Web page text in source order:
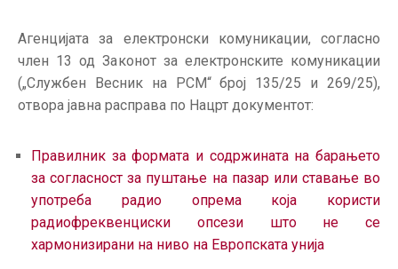
НАБАВКИ
Агенцијата за електронски комуникации, согласно
член 13 од Законот за електронските комуникации
(„Службен Весник на РСМ“ број 135/25 и 269/25),
отвора јавна расправа по Нацрт документот:
Правилник за формата и содржината на барањето
за согласност за пуштање на пазар или ставање во
употреба радио опрема која користи
радиофреквенциски опсези што не се
хармонизирани на ниво на Европската унија